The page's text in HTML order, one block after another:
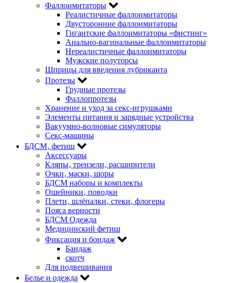
Фаллоимитаторы
Реалистичные фаллоимитаторы
Двусторонние фаллоимитаторы
Гигантские фаллоимитаторы «фистинг»
Анально-вагинальные фаллоимитаторы
Нереалистичные фаллоимитаторы
Мужские полуторсы
Шприцы для введения лубриканта
Протезы
Грудные протезы
Фаллопротезы
Хранение и уход за секс-игрушками
Элементы питания и зарядные устройства
Вакуумно-волновые симуляторы
Секс-машины
БДСМ‚ фетиш
Аксессуары
Кляпы‚ трензели‚ расширители
Очки‚ маски‚ шоры
БДСМ наборы и комплекты
Ошейники‚ поводки
Плети‚ шлёпалки‚ стеки‚ флогеры
Пояса верности
БДСМ Одежда
Медицинский фетиш
Фиксация и бондаж
Бандаж
скотч
Для подвешивания
Белье и одежда